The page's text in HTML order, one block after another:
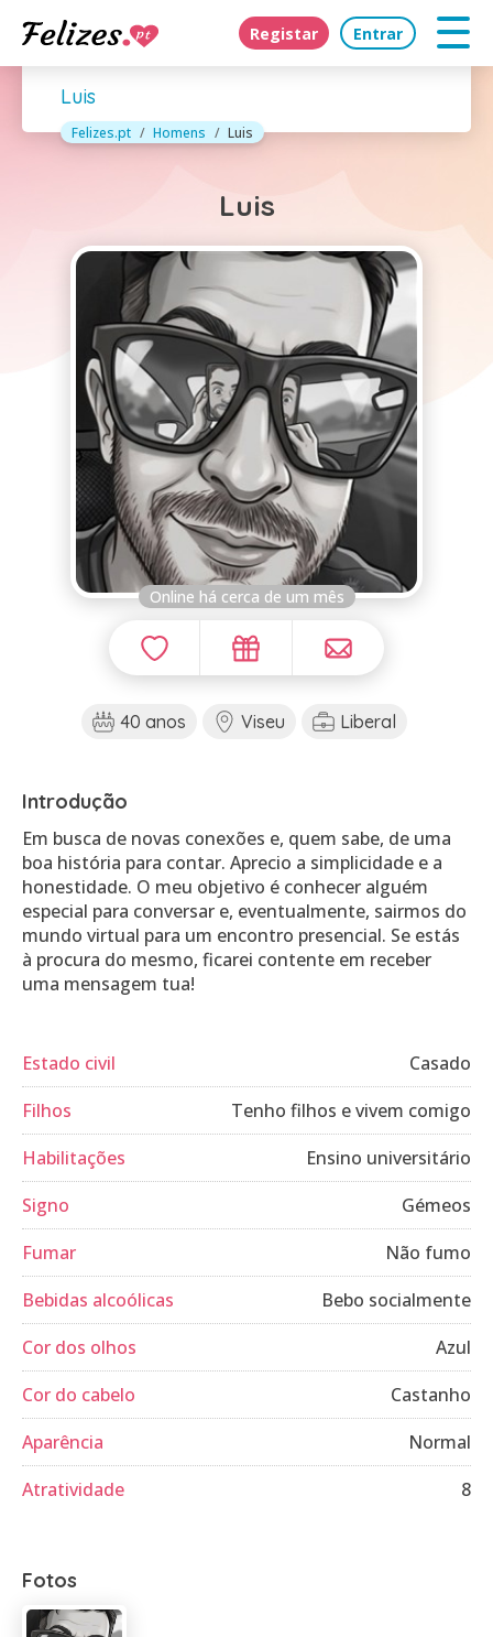
Registar Entrar
Luis
Felizes.pt Homens Luis
Luis
Online há cerca de um mês
40 anos Viseu Liberal
Introdução
Em busca de novas conexões e, quem sabe, de uma
boa história para contar. Aprecio a simplicidade e a
honestidade. O meu objetivo é conhecer alguém
especial para conversar e, eventualmente, sairmos do
mundo virtual para um encontro presencial. Se estás
à procura do mesmo, ficarei contente em receber
uma mensagem tua!
Estado civil
Casado
Filhos
Tenho filhos e vivem comigo
Habilitações
Ensino universitário
Signo
Gémeos
Fumar
Não fumo
Bebidas alcoólicas
Bebo socialmente
Cor dos olhos
Azul
Cor do cabelo
Castanho
Aparência
Normal
Atratividade
8
Fotos